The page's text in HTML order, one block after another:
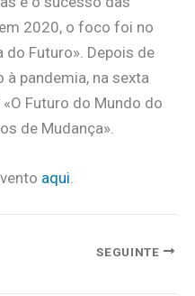
2020, o foco foi no
do Futuro». Depois de
pandemia, na sexta
Futuro do Mundo do
de Mudança».
aqui.
SEGUINTE